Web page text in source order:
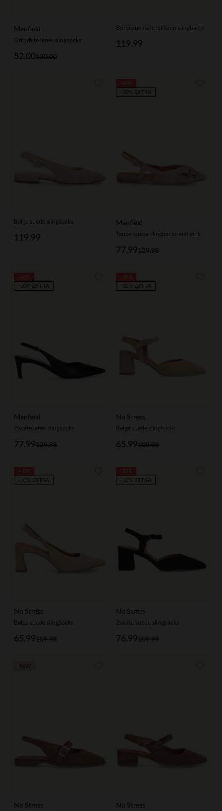
Manfield
Off white leren slingbacks
130.00
52.00
Bordeaux rode lakleren slingbacks
119.99
Beige suède slingbacks
119.99
Manfield
Taupe suède slingbacks met strik
129.98
77.99
-10% EXTRA
Manfield
Zwarte leren slingbacks
129.98
77.99
-10% EXTRA
No Stress
Beige suède slingbacks
109.98
65.99
-10% EXTRA
No Stress
Beige suède slingbacks
109.98
65.99
-10% EXTRA
No Stress
Zwarte suède slingbacks
109.99
76.99
-10% EXTRA
No Stress No Stress